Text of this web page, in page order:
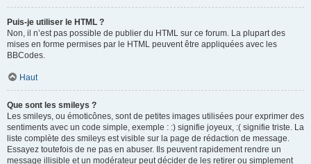
Puis-je utiliser le HTML ?
Non, il n’est pas possible de publier du HTML sur ce forum. La plupart des
mises en forme permises par le HTML peuvent être appliquées avec les
BBCodes.
Haut
Que sont les smileys ?
Les smileys, ou émoticônes, sont de petites images utilisées pour exprimer des
sentiments avec un code simple, exemple : :) signifie joyeux, :( signifie triste. La
liste complète des smileys est visible sur la page de rédaction de message.
Essayez toutefois de ne pas en abuser. Ils peuvent rapidement rendre un
message illisible et un modérateur peut décider de les retirer ou simplement